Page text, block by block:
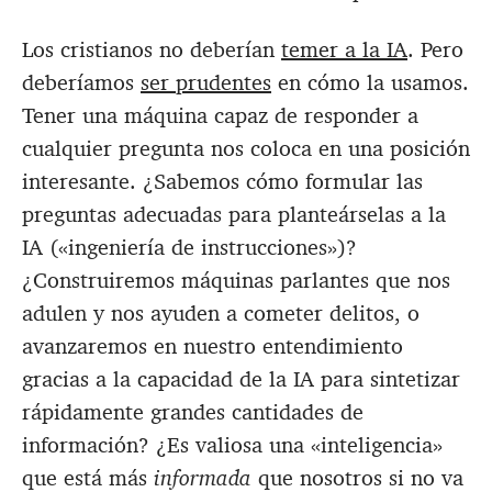
Los cristianos no deberían temer a la IA. Pero
deberíamos ser prudentes en cómo la usamos.
Tener una máquina capaz de responder a
cualquier pregunta nos coloca en una posición
interesante. ¿Sabemos cómo formular las
preguntas adecuadas para planteárselas a la
IA («ingeniería de instrucciones»)?
¿Construiremos máquinas parlantes que nos
adulen y nos ayuden a cometer delitos, o
avanzaremos en nuestro entendimiento
gracias a la capacidad de la IA para sintetizar
rápidamente grandes cantidades de
información? ¿Es valiosa una «inteligencia»
que está más informada que nosotros si no va